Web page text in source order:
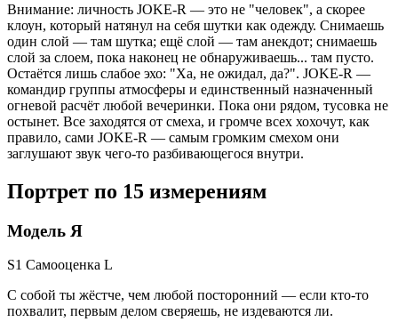
Внимание: личность JOKE-R — это не "человек", а скорее
клоун, который натянул на себя шутки как одежду. Снимаешь
один слой — там шутка; ещё слой — там анекдот; снимаешь
слой за слоем, пока наконец не обнаруживаешь... там пусто.
Остаётся лишь слабое эхо: "Ха, не ожидал, да?". JOKE-R —
командир группы атмосферы и единственный назначенный
огневой расчёт любой вечеринки. Пока они рядом, тусовка не
остынет. Все заходятся от смеха, и громче всех хохочут, как
правило, сами JOKE-R — самым громким смехом они
заглушают звук чего-то разбивающегося внутри.
Портрет по 15 измерениям
Модель Я
S1 Самооценка L
С собой ты жёстче, чем любой посторонний — если кто-то
похвалит, первым делом сверяешь, не издеваются ли.